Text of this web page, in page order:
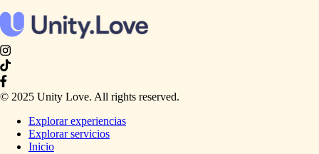
© 2025 Unity Love. All rights reserved.
Explorar experiencias
Explorar servicios
Inicio